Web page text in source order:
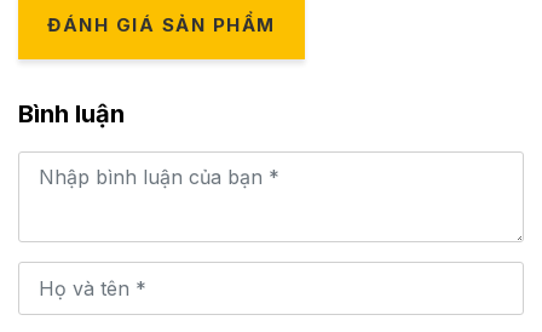
ĐÁNH GIÁ SẢN PHẨM
Bình luận